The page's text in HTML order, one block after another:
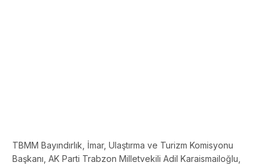
TBMM Bayındırlık, İmar, Ulaştırma ve Turizm Komisyonu
Başkanı, AK Parti Trabzon Milletvekili Adil Karaismailoğlu,